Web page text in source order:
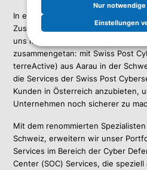
In einer Zeit, in der
Zusammenarbeit der Schlüssel
uns mit einem führenden IT-Profi
zusammengetan: mit Swiss Post
terreActive) aus Aarau in der
die Services der Swiss Post
Kunden in Österreich anzubieten,
Unternehmen noch sicherer zu
Mit dem renommierten
Schweiz, erweitern wir unser
Services im Bereich der Cyber
Center (SOC) Services, die
Nur notwendige
Einstellungen